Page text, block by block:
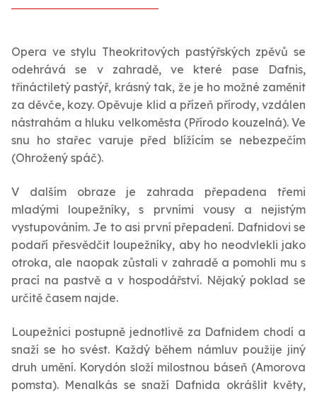
Opera ve stylu Theokritových pastýřských zpěvů se
odehrává se v zahradě, ve které pase Dafnis,
třináctiletý pastýř, krásný tak, že je ho možné zaměnit
za děvče, kozy. Opěvuje klid a přízeň přírody, vzdálen
nástrahám a hluku velkoměsta (Přírodo kouzelná). Ve
snu ho stařec varuje před blížícím se nebezpečím
(Ohrožený spáč).
V dalším obraze je zahrada přepadena třemi
mladými loupežníky, s prvními vousy a nejistým
vystupováním. Je to asi první přepadení. Dafnidovi se
podaří přesvědčit loupežníky, aby ho neodvlekli jako
otroka, ale naopak zůstali v zahradě a pomohli mu s
prací na pastvě a v hospodářství. Nějaký poklad se
určitě časem najde.
Loupežníci postupně jednotlivě za Dafnidem chodí a
snaží se ho svést. Každý během námluv použije jiný
druh umění. Korydón složí milostnou báseň (Amorova
pomsta). Menalkás se snaží Dafnida okrášlit květy,